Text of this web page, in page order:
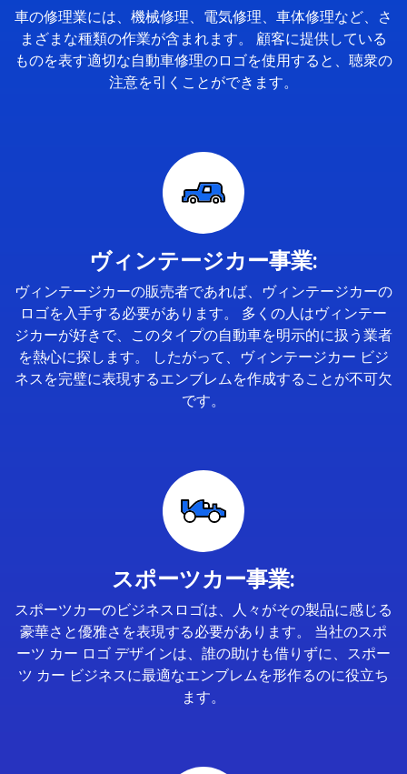
車の修理業には、機械修理、電気修理、車体修理など、さ
まざまな種類の作業が含まれます。 顧客に提供している
ものを表す適切な自動車修理のロゴを使用すると、聴衆の
注意を引くことができます。
ヴィンテージカー事業:
ヴィンテージカーの販売者であれば、ヴィンテージカーの
ロゴを入手する必要があります。 多くの人はヴィンテー
ジカーが好きで、このタイプの自動車を明示的に扱う業者
を熱心に探します。 したがって、ヴィンテージカー ビジ
ネスを完璧に表現するエンブレムを作成することが不可欠
です。
スポーツカー事業:
スポーツカーのビジネスロゴは、人々がその製品に感じる
豪華さと優雅さを表現する必要があります。 当社のスポ
ーツ カー ロゴ デザインは、誰の助けも借りずに、スポー
ツ カー ビジネスに最適なエンブレムを形作るのに役立ち
ます。